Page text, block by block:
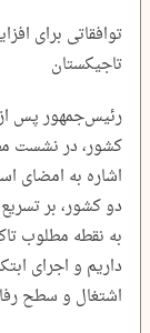
توافقاتی برای
تاجیکستان
رئیس‌جمهور پس
کشور، در نشست
اشاره به امضای
دو کشور، بر
به نقطه مطلوب
داریم و اجرای
اشتغال و سطح